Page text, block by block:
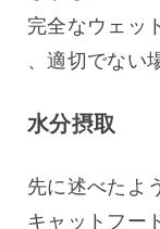
完全なウェッ
、適切でない
水分摂取
先に述べたよ
キャットフー